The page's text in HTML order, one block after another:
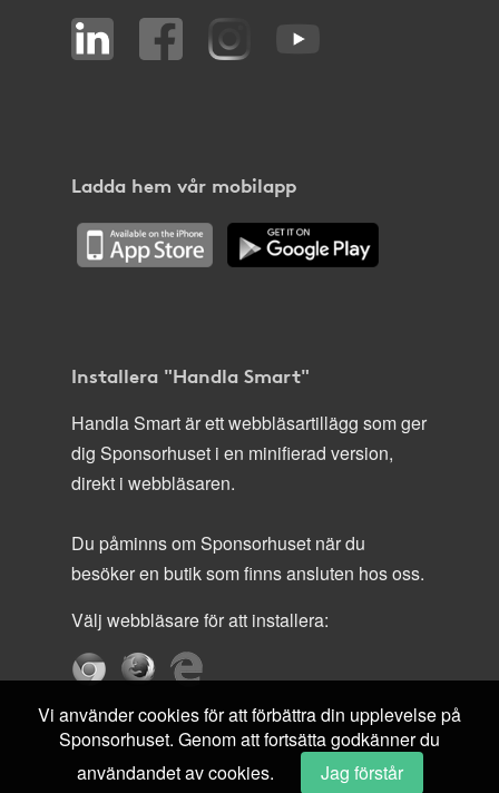
Ladda hem vår mobilapp
Installera "Handla Smart"
Handla Smart är ett webbläsartillägg som ger
dig Sponsorhuset i en minifierad version,
direkt i webbläsaren.
Du påminns om Sponsorhuset när du
besöker en butik som finns ansluten hos oss.
Välj webbläsare för att installera:
Vi använder cookies för att förbättra din upplevelse på
Sponsorhuset. Genom att fortsätta godkänner du
användandet av cookies.
Jag förstår